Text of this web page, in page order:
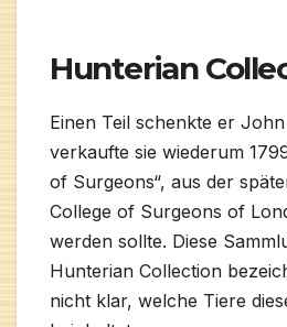
Hunterian
Einen Teil schenkte er
verkaufte sie wiederum
of Surgeons“, aus der
College of Surgeons of
werden sollte. Diese
Hunterian Collection
nicht klar, welche Tiere